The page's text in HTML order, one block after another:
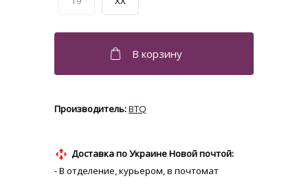
BTQ
Доставка по Украине Новой почтой:
- В отделение, курьером, в почтомат